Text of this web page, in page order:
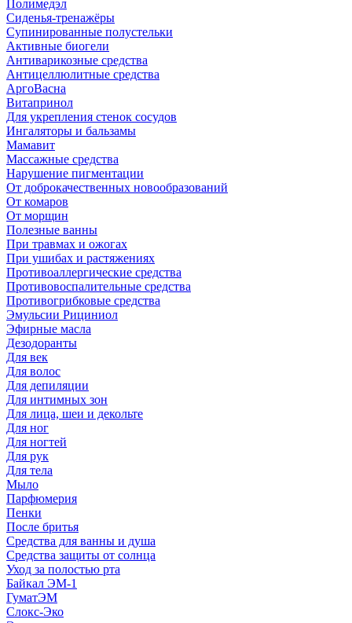
Полимедэл
Сиденья-тренажёры
Супинированные полустельки
Активные биогели
Антиварикозные средства
Антицеллюлитные средства
АргоВасна
Витапринол
Для укрепления стенок сосудов
Ингаляторы и бальзамы
Мамавит
Массажные средства
Нарушение пигментации
От доброкачественных новообразований
От комаров
От морщин
Полезные ванны
При травмах и ожогах
При ушибах и растяжениях
Противоаллергические средства
Противовоспалительные средства
Противогрибковые средства
Эмульсии Рициниол
Эфирные масла
Дезодоранты
Для век
Для волос
Для депиляции
Для интимных зон
Для лица, шеи и декольте
Для ног
Для ногтей
Для рук
Для тела
Мыло
Парфюмерия
Пенки
После бритья
Средства для ванны и душа
Средства защиты от солнца
Уход за полостью рта
Байкал ЭМ-1
ГуматЭМ
Слокс-Эко